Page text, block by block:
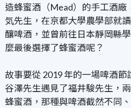
造蜂蜜酒（Mead）的手工酒廠
気先生，在京都大學農學部就
釀啤酒，並曾前往日本靜岡縣
麼最後選擇了蜂蜜酒呢？
故事要從 2019 年的一場啤酒節
谷澤先生遇見了福井駿先生，
蜂蜜酒，那種與啤酒截然不同